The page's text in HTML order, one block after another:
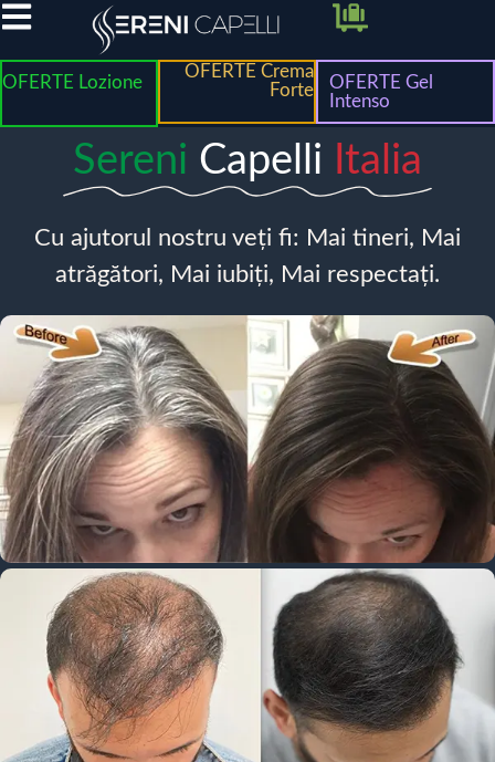
OFERTE Lozione
OFERTE Crema
Forte
OFERTE Gel
Intenso
Sereni Capelli Italia
Cu ajutorul nostru veți fi: Mai tineri, Mai
atrăgători, Mai iubiți, Mai respectați.